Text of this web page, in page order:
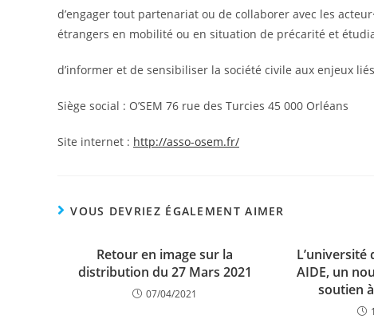
d’engager tout partenariat ou de collaborer avec les
étrangers en mobilité ou en situation de précarité et
d’informer et de sensibiliser la société civile aux enjeux
Siège social : O’SEM 76 rue des Turcies 45 000 Orléans
Site internet : http://asso-osem.fr/
VOUS DEVRIEZ ÉGALEMENT AIMER
Retour en image sur la
distribution du 27 Mars 2021
07/04/2021
L’université
AIDE, un
soutien